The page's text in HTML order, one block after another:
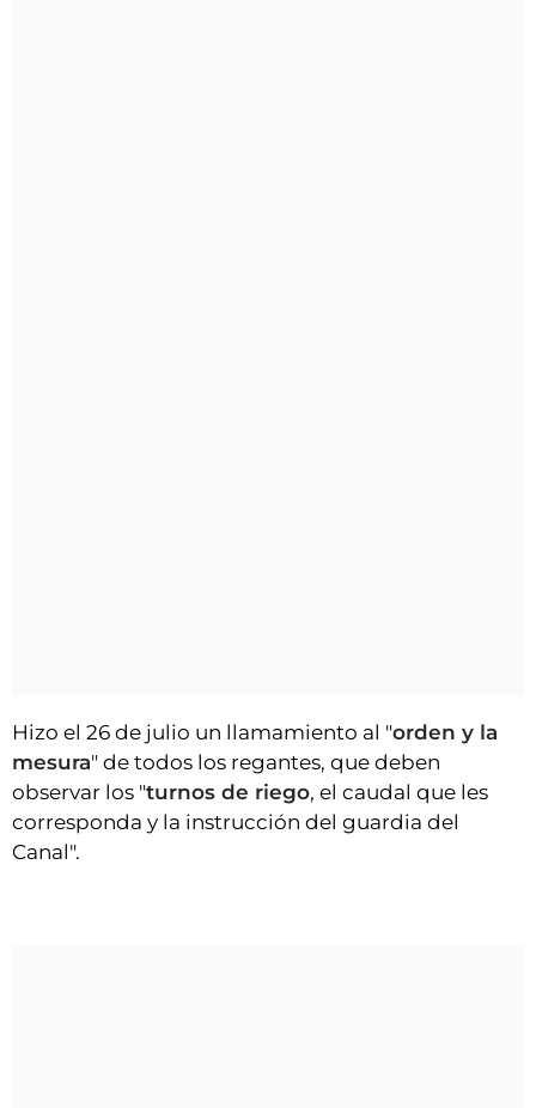
Hizo el 26 de julio un llamamiento al "orden y la
mesura" de todos los regantes, que deben
observar los "turnos de riego, el caudal que les
corresponda y la instrucción del guardia del
Canal".